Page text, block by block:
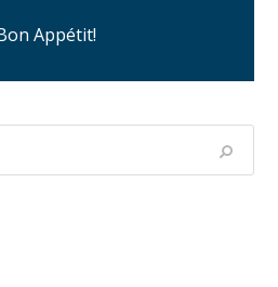
Appétit!